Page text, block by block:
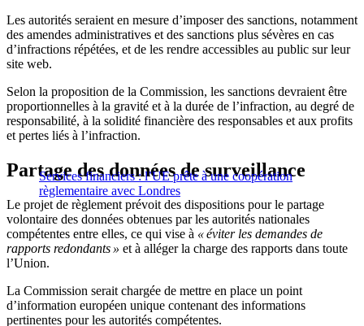
Les autorités seraient en mesure d’imposer des sanctions, notamment
des amendes administratives et des sanctions plus sévères en cas
d’infractions répétées, et de les rendre accessibles au public sur leur
site web.
Selon la proposition de la Commission, les sanctions devraient être
proportionnelles à la gravité et à la durée de l’infraction, au degré de
responsabilité, à la solidité financière des responsables et aux profits
et pertes liés à l’infraction.
Services financiers : l’UE prête à une coopération
règlementaire avec Londres
Partage des données de surveillance
Le projet de règlement prévoit des dispositions pour le partage
volontaire des données obtenues par les autorités nationales
compétentes entre elles, ce qui vise à « éviter les demandes de
rapports redondants » et à alléger la charge des rapports dans toute
l’Union.
La Commission serait chargée de mettre en place un point
d’information européen unique contenant des informations
pertinentes pour les autorités compétentes.